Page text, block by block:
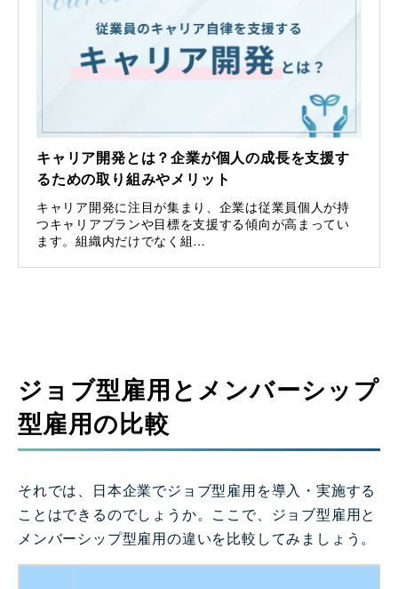
キャリア開発とは？企業が個人の成長を支援す
るための取り組みやメリット
キャリア開発に注目が集まり、企業は従業員個人が持
つキャリアプランや目標を支援する傾向が高まってい
ます。組織内だけでなく組…
ジョブ型雇用とメンバーシップ
型雇用の比較
それでは、日本企業でジョブ型雇用を導入・実施する
ことはできるのでしょうか。ここで、ジョブ型雇用と
メンバーシップ型雇用の違いを比較してみましょう。